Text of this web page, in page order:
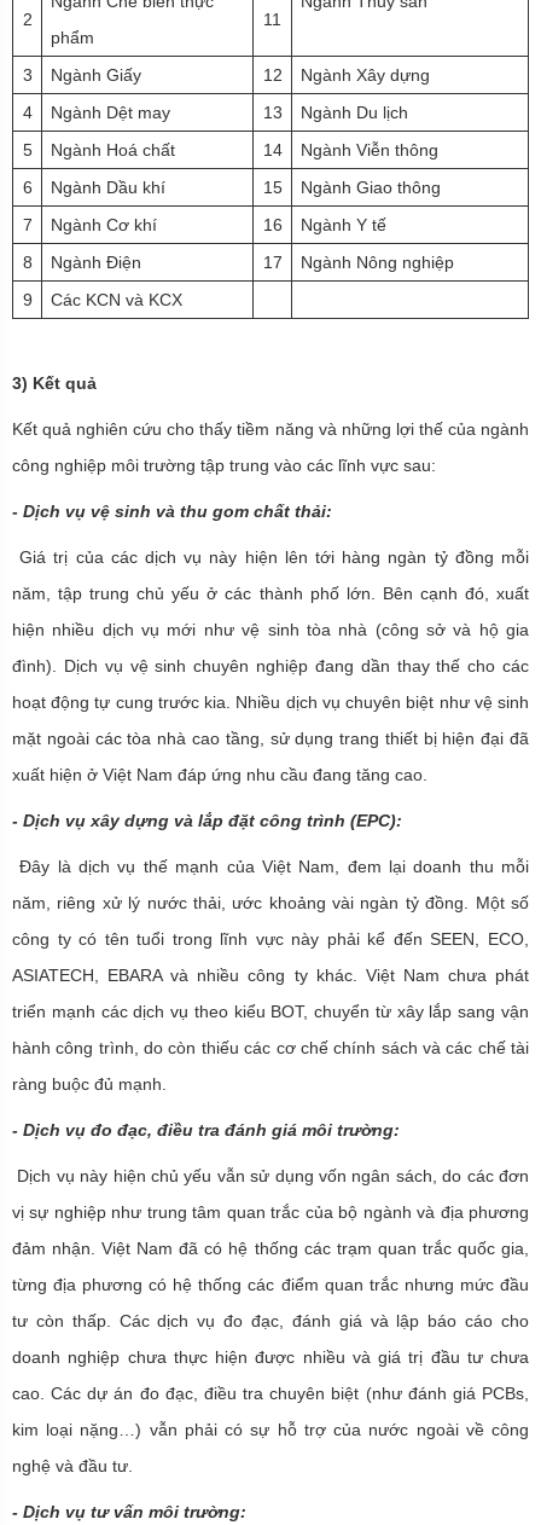
2
phẩm
11
3 Ngành Giấy 12
Ngành Xây dựng
4
Ngành Dệt may 13
Ngành Du lịch
5
Ngành Hoá chất 14
Ngành Viễn thông
6
Ngành Dầu khí 15
Ngành Giao thông
7
Ngành Cơ khí 16
Ngành Y tế
8
Ngành Điện 17
Ngành Nông nghiệp
9
Các KCN và KCX
3) Kết quả
Kết quả nghiên cứu cho thấy tiềm năng và những lợi thế của ngành
công nghiệp môi trường tập trung vào các lĩnh vực sau:
- Dịch vụ vệ sinh và thu gom chất thải:
Giá trị của các dịch vụ này hiện lên tới hàng ngàn tỷ đồng mỗi
năm, tập trung chủ yếu ở các thành phố lớn. Bên cạnh đó, xuất
hiện nhiều dịch vụ mới như vệ sinh tòa nhà (công sở và hộ gia
đình). Dịch vụ vệ sinh chuyên nghiệp đang dần thay thế cho các
hoạt động tự cung trước kia. Nhiều dịch vụ chuyên biệt như vệ sinh
mặt ngoài các tòa nhà cao tầng, sử dụng trang thiết bị hiện đại đã
xuất hiện ở Việt Nam đáp ứng nhu cầu đang tăng cao.
- Dịch vụ xây dựng và lắp đặt công trình (EPC):
Đây là dịch vụ thế mạnh của Việt Nam, đem lại doanh thu mỗi
năm, riêng xử lý nước thải, ước khoảng vài ngàn tỷ đồng. Một số
công ty có tên tuổi trong lĩnh vực này phải kể đến SEEN, ECO,
ASIATECH, EBARA và nhiều công ty khác. Việt Nam chưa phát
triển mạnh các dịch vụ theo kiểu BOT, chuyển từ xây lắp sang vận
hành công trình, do còn thiếu các cơ chế chính sách và các chế tài
ràng buộc đủ mạnh.
- Dịch vụ đo đạc, điều tra đánh giá môi trường:
Dịch vụ này hiện chủ yếu vẫn sử dụng vốn ngân sách, do các đơn
vị sự nghiệp như trung tâm quan trắc của bộ ngành và địa phương
đảm nhận. Việt Nam đã có hệ thống các trạm quan trắc quốc gia,
từng địa phương có hệ thống các điểm quan trắc nhưng mức đầu
tư còn thấp. Các dịch vụ đo đạc, đánh giá và lập báo cáo cho
doanh nghiệp chưa thực hiện được nhiều và giá trị đầu tư chưa
cao. Các dự án đo đạc, điều tra chuyên biệt (như đánh giá PCBs,
kim loại nặng…) vẫn phải có sự hỗ trợ của nước ngoài về công
nghệ và đầu tư.
- Dịch vụ tư vấn môi trường: